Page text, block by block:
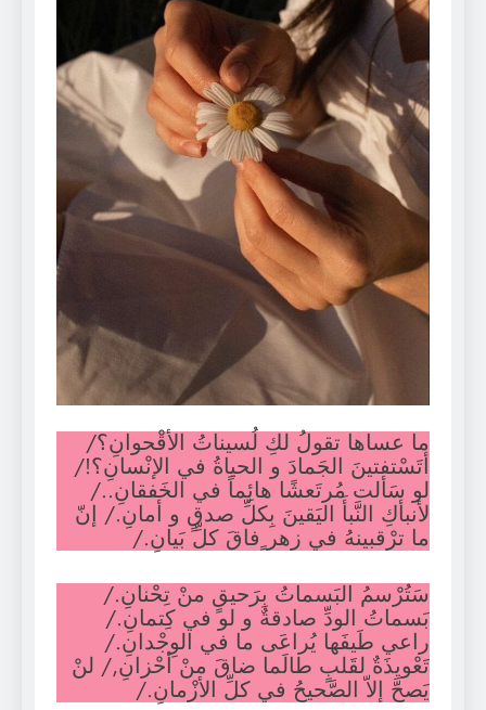
ما عساها تقولُ لكِ لُسيناتُ الأقْحوانِ؟/
أتَسْتفتينَ الجَمادَ و الحياةُ في الإنْسانِ؟!/
لو سَألت مُرتَعشًا هائِماً في الخَفقانِ../
لأنبأكِ النَّبأَ اليَقينَ بِكلِّ صدقٍ و أمانِ./ إنّ
ما ترْقبينهُ في زهر ٍفاقَ كلِّ بَيانِ./
سَتُرْسمُ البَسماتُ بِرَحيقٍ منْ تِحْنانِ./
بَسماتُ الودِّ صادقةٌ و لو في كِتمانِ./
راعي طَيفَها يُراعَى ما في الوِجْدانِ./
تَعْويذَةٌ لقَلبٍ طالَما ضاقَ منْ أحْزانِ,/ لنْ
يَصحَّ إلاّ الصَّحيحُ في كلِّ الأزْمانِ./